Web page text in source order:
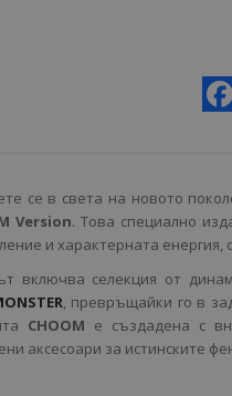
се в света на новото
Version. Това специално
и характерната енергия,
включва селекция от
, превръщайки го в
CHOOM е създадена с
аксесоари за истинските